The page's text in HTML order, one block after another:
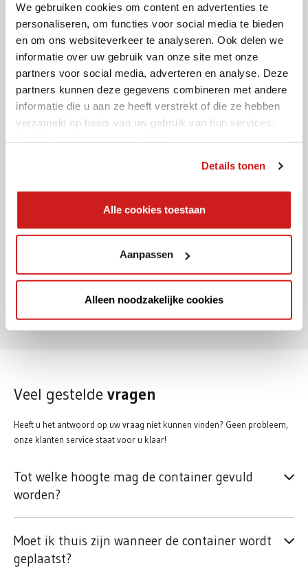
We gebruiken cookies om content en advertenties te
personaliseren, om functies voor social media te bieden
en om ons websiteverkeer te analyseren. Ook delen we
informatie over uw gebruik van onze site met onze
partners voor social media, adverteren en analyse. Deze
partners kunnen deze gegevens combineren met andere
informatie die u aan ze heeft verstrekt of die ze hebben
verzameld op basis van uw gebruik van hun services.
Details tonen
Alle cookies toestaan
Aanpassen
Alleen noodzakelijke cookies
Dit mag niet;
Asbest, asbesthoudend, asbestgelijkend en asbestverdacht afval
(zoals golfplaten)
Afval dat valt onder bouw- en sloopafval
Afval dat verpakt is in vaten, drums, bussen, flessen, kisten of
Veel gestelde vragen
Heeft u het antwoord op uw vraag niet kunnen vinden? Geen probleem,
onze klanten service staat voor u klaar!
Tot welke hoogte mag de container gevuld
worden?
Moet ik thuis zijn wanneer de container wordt
geplaatst?